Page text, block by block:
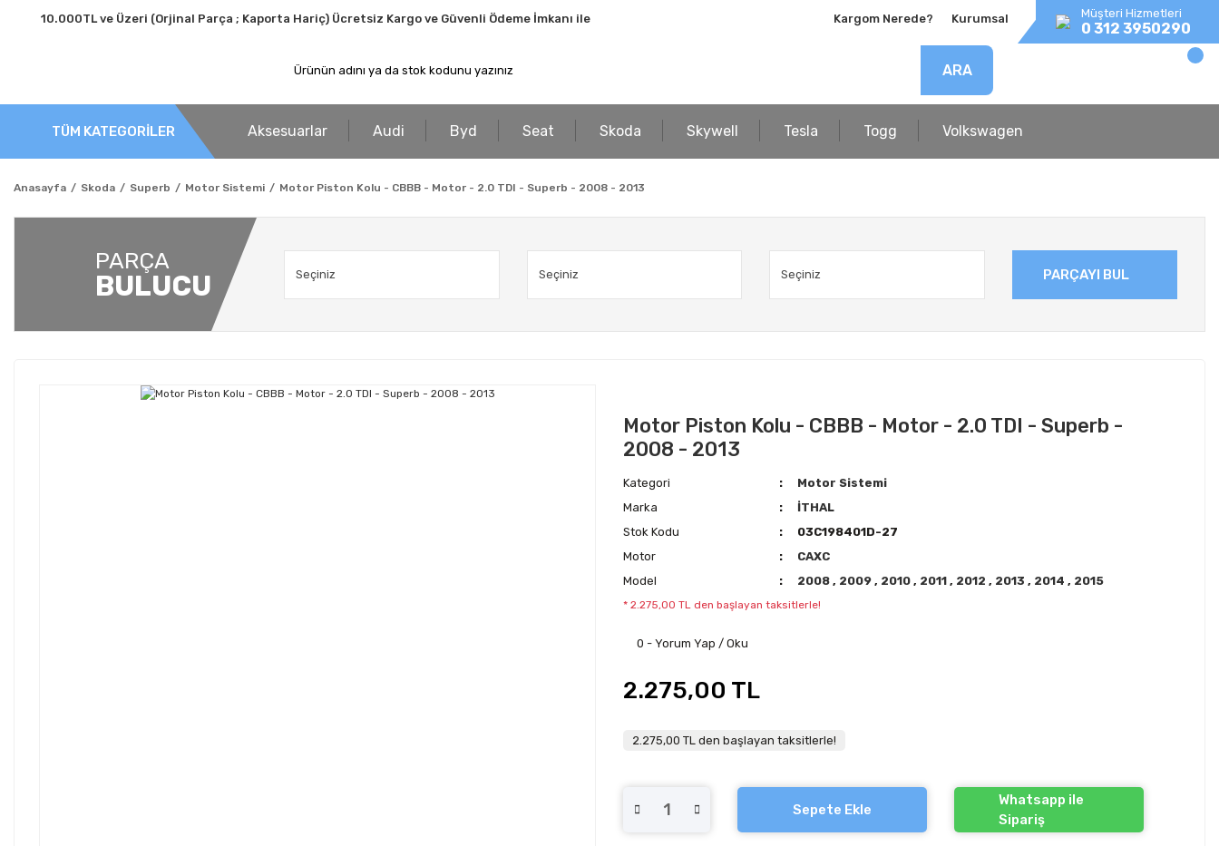
10.000TL ve Üzeri (Orjinal Parça ; Kaporta Hariç) Ücretsiz Kargo ve Güvenli Ödeme İmkanı ile Kargom Nerede? Kurumsal Müşteri Hizmetleri
0 312 3950290
ARA
TÜM KATEGORİLER Aksesuarlar Audi Byd Seat Skoda Skywell Tesla Togg Volkswagen
Anasayfa Skoda Superb Motor Sistemi Motor Piston Kolu - CBBB - Motor - 2.0 TDI - Superb - 2008 - 2013
PARÇA
BULUCU PARÇAYI BUL
Motor Piston Kolu - CBBB - Motor - 2.0 TDI - Superb -
2008 - 2013
Kategori
Motor Sistemi
Marka
İTHAL
Stok Kodu
03C198401D-27
Motor
CAXC
Model
2008, 2009, 2010, 2011, 2012, 2013, 2014, 2015
* 2.275,00 TL den başlayan taksitlerle!
0 - Yorum Yap / Oku
2.275,00 TL
2.275,00 TL den başlayan taksitlerle!
Sepete Ekle
Whatsapp ile
Sipariş